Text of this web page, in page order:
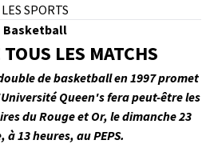
LES SPORTS
Basketball
LES MATCHS
de basketball en 1997 promet
Queen's fera peut-être les
du Rouge et Or, le dimanche 23
à 13 heures, au PEPS.